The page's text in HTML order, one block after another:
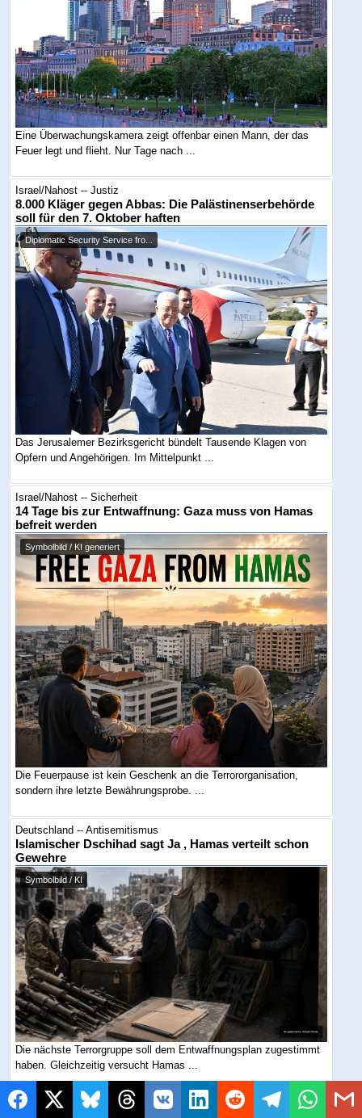
Eine Überwachungskamera zeigt offenbar einen Mann, der das
Feuer legt und flieht. Nur Tage nach ...
Israel/Nahost -- Justiz
8.000 Kläger gegen Abbas: Die Palästinenserbehörde
soll für den 7. Oktober haften
Diplomatic Security Service fro...
Das Jerusalemer Bezirksgericht bündelt Tausende Klagen von
Opfern und Angehörigen. Im Mittelpunkt ...
Israel/Nahost -- Sicherheit
14 Tage bis zur Entwaffnung: Gaza muss von Hamas
befreit werden
Symbolbild / KI generiert
Die Feuerpause ist kein Geschenk an die Terrororganisation,
sondern ihre letzte Bewährungsprobe. ...
Deutschland -- Antisemitismus
Islamischer Dschihad sagt Ja , Hamas verteilt schon
Gewehre
Symbolbild / KI
Die nächste Terrorgruppe soll dem Entwaffnungsplan zugestimmt
haben. Gleichzeitig versucht Hamas ...
Welt -- Antisemitismus